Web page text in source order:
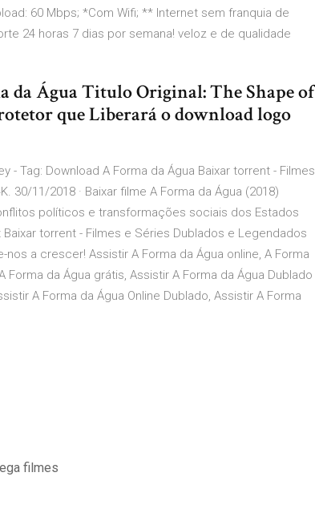
60 Mbps; *Com Wifi; ** Internet sem franquia de
24 horas 7 dias por semana! veloz e de qualidade
da Água Titulo Original: The Shape of
que Liberará o download logo
- Tag: Download A Forma da Água Baixar torrent - Filmes
30/11/2018 · Baixar filme A Forma da Água (2018)
políticos e transformações sociais dos Estados
torrent - Filmes e Séries Dublados e Legendados
a crescer! Assistir A Forma da Água online, A Forma
Forma da Água grátis, Assistir A Forma da Água Dublado
A Forma da Água Online Dublado, Assistir A Forma
filmes